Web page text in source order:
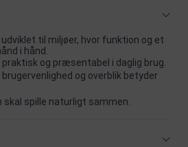
til miljøer, hvor funktion og et
i hånd.
og præsentabel i daglig brug.
og overblik betyder
spille naturligt sammen.